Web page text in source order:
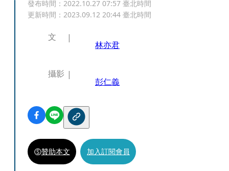
發布時間： 2022.10.27 07:57 臺北時間
更新時間： 2023.09.12 20:44 臺北時間
文
林亦君
攝影
彭仁義
贊助本文 加入訂閱會員